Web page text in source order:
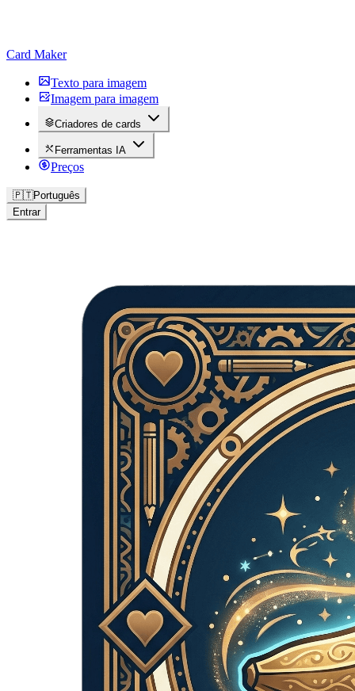
Card Maker
Texto para imagem
Imagem para imagem
Criadores de cards
Ferramentas IA
Preços
🇵🇹Português
Entrar